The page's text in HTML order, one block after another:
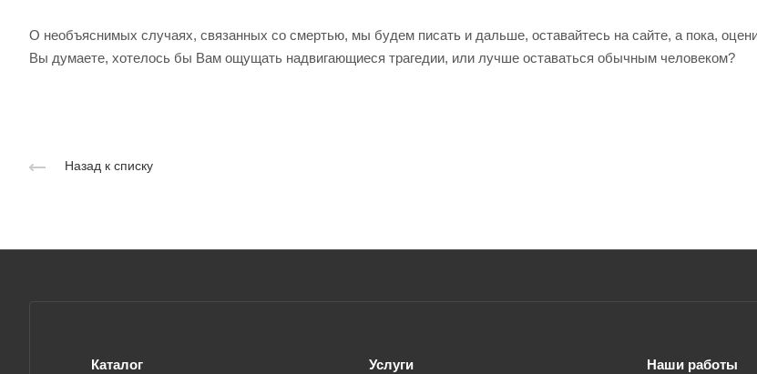
О необъяснимых случаях, связанных со смертью, мы будем писать и дальше, оставайтесь на сайте, а пока,
Вы думаете, хотелось бы Вам ощущать надвигающиеся трагедии, или лучше оставаться обычным человеком?
Назад к списку
Каталог Услуги Наши работы